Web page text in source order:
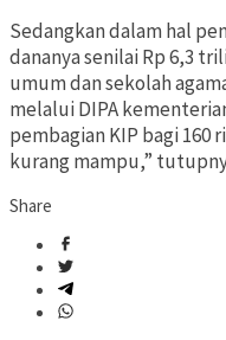
Sedangkan dalam hal
dananya senilai Rp 6,3
umum dan sekolah
melalui DIPA
pembagian KIP bagi 160
kurang mampu,”
Share